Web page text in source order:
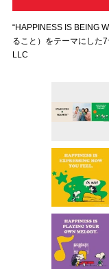
“HAPPINESS IS BEING
ること）をテーマにした
LLC